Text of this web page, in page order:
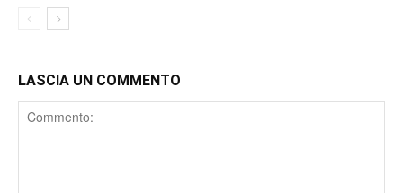
LASCIA UN COMMENTO
Comment